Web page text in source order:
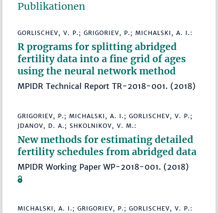
Publikationen
GORLISCHEV, V. P.; GRIGORIEV, P.; MICHALSKI, A. I.:
R programs for splitting abridged
fertility data into a fine grid of ages
using the neural network method
MPIDR Technical Report TR-2018-001. (2018)
GRIGORIEV, P.; MICHALSKI, A. I.; GORLISCHEV, V. P.;
JDANOV, D. A.; SHKOLNIKOV, V. M.:
New methods for estimating detailed
fertility schedules from abridged data
MPIDR Working Paper WP-2018-001. (2018)
MICHALSKI, A. I.; GRIGORIEV, P.; GORLISCHEV, V. P.: